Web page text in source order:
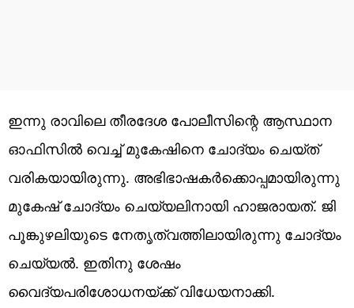
ഇന്നു രാവിലെ തീരദേശ പോലീസിന്റെ ആസ്ഥാന
ഓഫിസില്‍ വെച്ച് മുകേഷിനെ ചോദ്യം ചെയ്ത്
വരികയായിരുന്നു. അഭിഭാഷകർക്കൊപ്പമായിരുന്നു
മുകേഷ് ചോദ്യം ചെയ്യലിനായി ഹാജരായത്. ജി
പൂങ്കുഴലിയുടെ നേതൃത്വത്തിലായിരുന്നു ചോ​ദ്യം
ചെയ്യൽ. ഇതിനു ശേഷം
വൈദ്യപരിശോധനയ്ക്ക് വിധേയനാക്കി.